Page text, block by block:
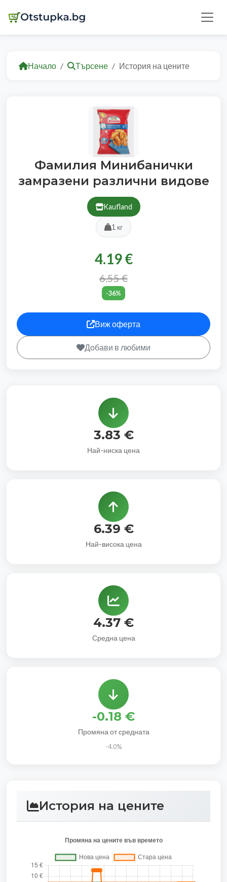
Начало Търсене История на цените
Фамилия Минибанички
замразени различни видове
Kaufland
1 кг
4.19 €
6.55 €
-36%
Виж оферта
Добави в любими
3.83 €
Най-ниска цена
6.39 €
Най-висока цена
4.37 €
Средна цена
-0.18 €
Промяна от средната
-4.0%
История на цените